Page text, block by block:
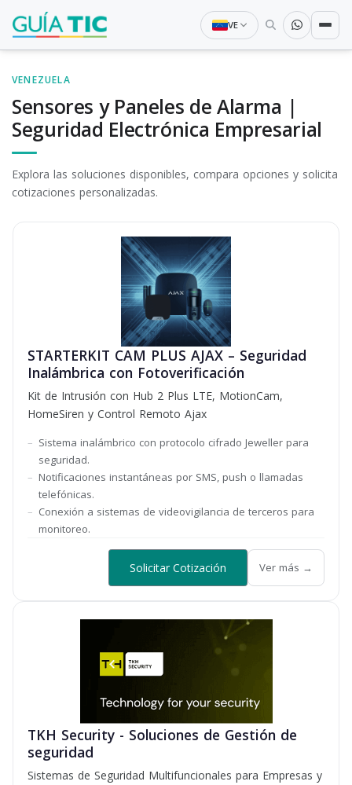
VE
VENEZUELA
Sensores y Paneles de Alarma |
Seguridad Electrónica Empresarial
Explora las soluciones disponibles, compara opciones y solicita
cotizaciones personalizadas.
STARTERKIT CAM PLUS AJAX – Seguridad
Inalámbrica con Fotoverificación
Kit de Intrusión con Hub 2 Plus LTE, MotionCam,
HomeSiren y Control Remoto Ajax
Sistema inalámbrico con protocolo cifrado Jeweller para
seguridad.
Notificaciones instantáneas por SMS, push o llamadas
telefónicas.
Conexión a sistemas de videovigilancia de terceros para
monitoreo.
Solicitar Cotización Ver más →
TKH Security - Soluciones de Gestión de
seguridad
Sistemas de Seguridad Multifuncionales para Empresas y